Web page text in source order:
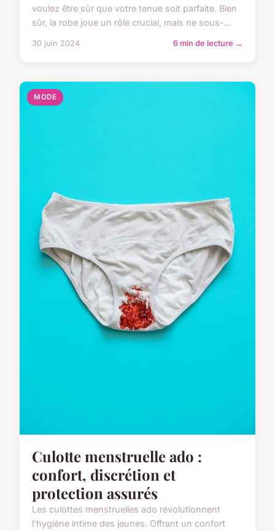
voulez être sûr que votre tenue soit parfaite. Bien
sûr, la robe joue un rôle crucial, mais ne sous-...
30 juin 2024 6 min de lecture →
MODE
Culotte menstruelle ado :
confort, discrétion et
protection assurés
Les culottes menstruelles ado révolutionnent
l'hygiène intime des jeunes. Offrant un confort